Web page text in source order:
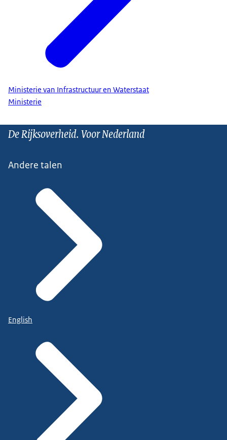
Ministerie van Infrastructuur en Waterstaat
Ministerie
De Rijksoverheid. Voor Nederland
Andere talen
English